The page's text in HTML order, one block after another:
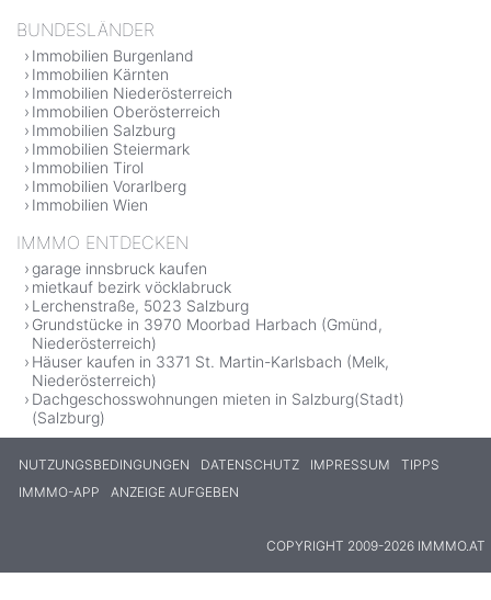
BUNDESLÄNDER
Immobilien Burgenland
Immobilien Kärnten
Immobilien Niederösterreich
Immobilien Oberösterreich
Immobilien Salzburg
Immobilien Steiermark
Immobilien Tirol
Immobilien Vorarlberg
Immobilien Wien
IMMMO ENTDECKEN
garage innsbruck kaufen
mietkauf bezirk vöcklabruck
Lerchenstraße, 5023 Salzburg
Grundstücke in 3970 Moorbad Harbach (Gmünd,
Niederösterreich)
Häuser kaufen in 3371 St. Martin-Karlsbach (Melk,
Niederösterreich)
Dachgeschosswohnungen mieten in Salzburg(Stadt)
(Salzburg)
NUTZUNGSBEDINGUNGEN DATENSCHUTZ IMPRESSUM
TIPPS
IMMMO-APP
ANZEIGE AUFGEBEN
COPYRIGHT 2009-2026 IMMMO.AT